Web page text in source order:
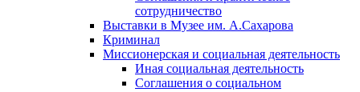
сотрудничество
Выставки в Музее им. А.Сахарова
Криминал
Миссионерская и социальная деятельность
Иная социальная деятельность
Соглашения о социальном